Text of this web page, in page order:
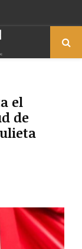
el
de